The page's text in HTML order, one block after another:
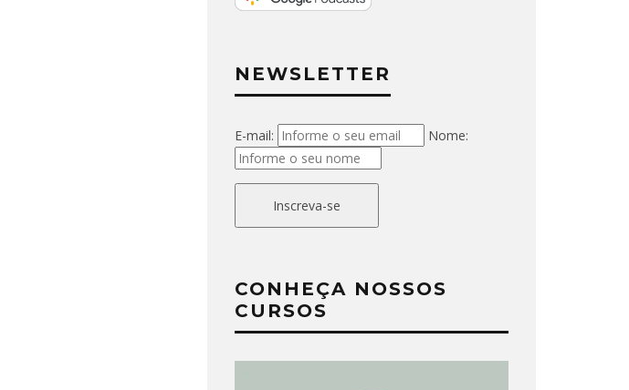
NEWSLETTER
E-mail: Nome:
Inscreva-se
CONHEÇA NOSSOS
CURSOS